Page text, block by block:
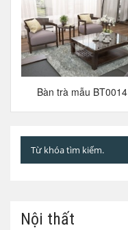
Bàn trà mẫu BT0014
Nội thất